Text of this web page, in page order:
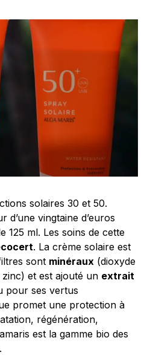
solaires 30 et 50.
vingtaine d’euros
125 ml. Les soins de cette
. La crème solaire est
sont minéraux (dioxyde
zinc) et est ajouté un extrait
pour ses vertus
promet une protection à
régénération,
est la gamme bio des